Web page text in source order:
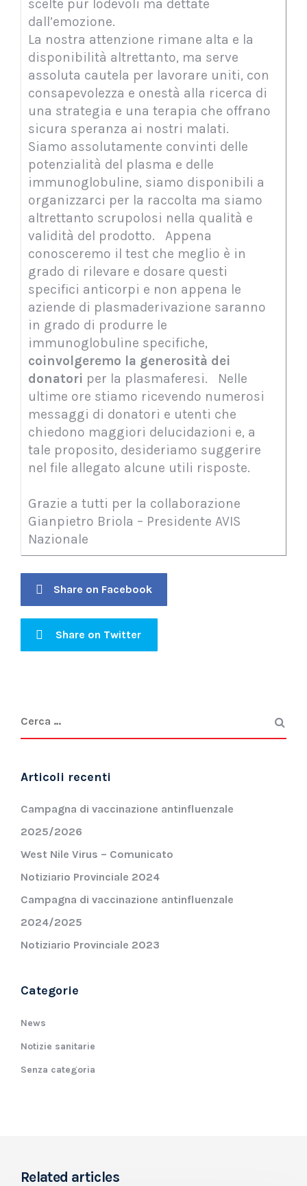
scelte pur lodevoli ma dettate
dall’emozione.
La nostra attenzione rimane alta e la
disponibilità altrettanto, ma serve
assoluta cautela per lavorare uniti, con
consapevolezza e onestà alla ricerca di
una strategia e una terapia che offrano
sicura speranza ai nostri malati.
Siamo assolutamente convinti delle
potenzialità del plasma e delle
immunoglobuline, siamo disponibili a
organizzarci per la raccolta ma siamo
altrettanto scrupolosi nella qualità e
validità del prodotto. Appena
conosceremo il test che meglio è in
grado di rilevare e dosare questi
specifici anticorpi e non appena le
aziende di plasmaderivazione saranno
in grado di produrre le
immunoglobuline specifiche,
coinvolgeremo la generosità dei
donatori per la plasmaferesi. Nelle
ultime ore stiamo ricevendo numerosi
messaggi di donatori e utenti che
chiedono maggiori delucidazioni e, a
tale proposito, desideriamo suggerire
nel file allegato alcune utili risposte.
Grazie a tutti per la collaborazione
Gianpietro Briola – Presidente AVIS
Nazionale
Share on Facebook
Share on Twitter
Articoli recenti
Campagna di vaccinazione antinfluenzale
2025/2026
West Nile Virus – Comunicato
Notiziario Provinciale 2024
Campagna di vaccinazione antinfluenzale
2024/2025
Notiziario Provinciale 2023
Categorie
News
Notizie sanitarie
Senza categoria
Related articles